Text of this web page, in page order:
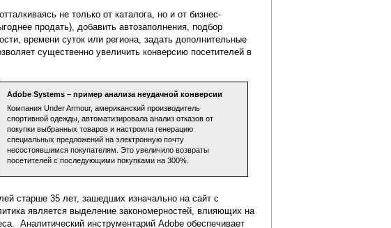
не только от каталога, но и от бизнес-
продать), добавить автозаполнения, подбор
времени суток или региона, задать дополнительные
существенно увеличить конверсию посетителей в
Adobe Systems – пример анализа неудачной конверсии
Компания Under Armour, американский производитель
спортивной одежды, автоматизировала анализ отказов от
покупки выбранных товаров и настроила генерацию
специальных предложений на электронную почту
несостоявшимся покупателям. Это увеличило возвраты
посетителей с последующими покупками на 300%.
старше 35 лет, зашедших изначально на сайт с
является выделение закономерностей, влияющих на
Аналитический инструментарий Adobe обеспечивает